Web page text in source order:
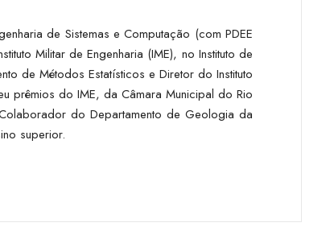
de Sistemas e Computação (com PDEE
Militar de Engenharia (IME), no Instituto de
de Métodos Estatísticos e Diretor do Instituto
prêmios do IME, da Câmara Municipal do Rio
do Departamento de Geologia da
superior.